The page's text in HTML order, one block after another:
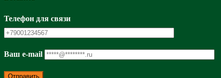
Телефон для связи
Ваш e-mail